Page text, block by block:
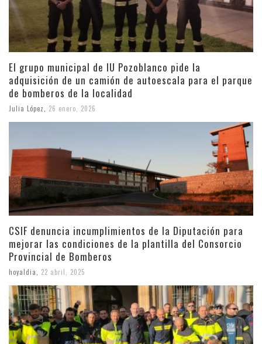
El grupo municipal de IU Pozoblanco pide la
adquisición de un camión de autoescala para el parque
de bomberos de la localidad
Julia López, 26 enero, 2026
CSIF denuncia incumplimientos de la Diputación para
mejorar las condiciones de la plantilla del Consorcio
Provincial de Bomberos
hoyaldia 22 abril, 2025